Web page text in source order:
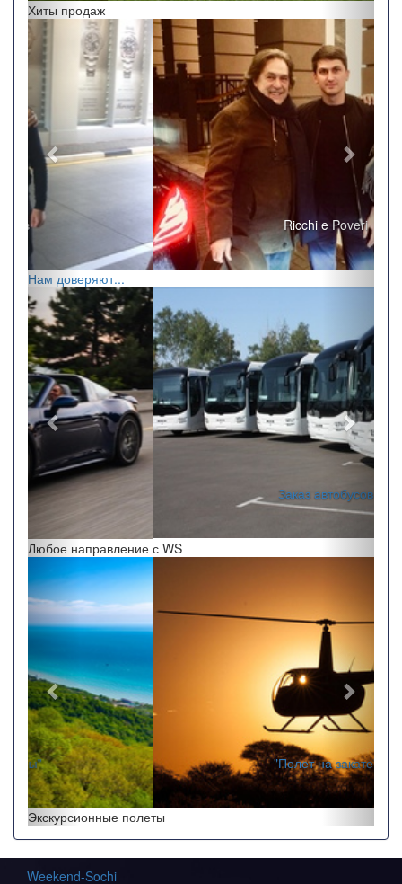
Хиты продаж
Ricchi e Poveri
Назад
Нам доверяют...
Назад
Любое направление с WS
"Полет на закате"
Назад
Экскурсионные полеты
Weekend-Sochi